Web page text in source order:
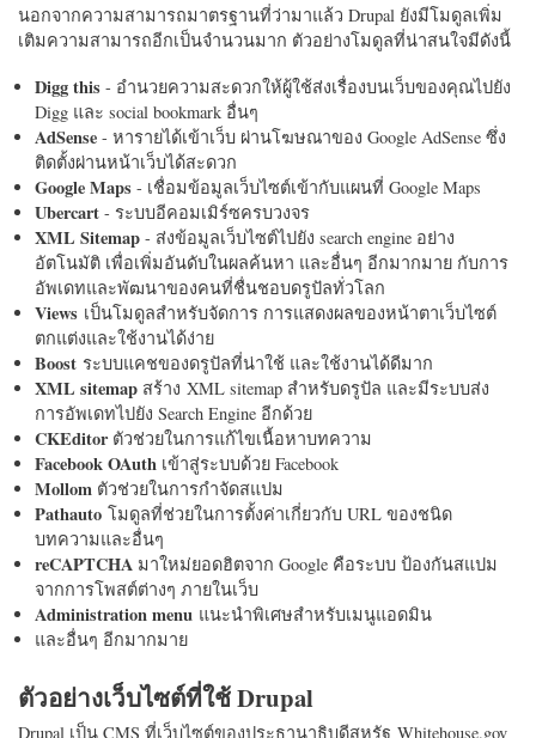
นอกจากความสามารถมาตรฐานที่ว่ามาแล้ว Drupal ยังมีโมดูลเพิ่ม
เติมความสามารถอีกเป็นจำนวนมาก ตัวอย่างโมดูลที่น่าสนใจมีดังนี้
Digg this - อำนวยความสะดวกให้ผู้ใช้ส่งเรื่องบนเว็บของคุณไปยัง
Digg และ social bookmark อื่นๆ
AdSense - หารายได้เข้าเว็บ ผ่านโฆษณาของ Google AdSense ซึ่ง
ติดตั้งผ่านหน้าเว็บได้สะดวก
Google Maps - เชื่อมข้อมูลเว็บไซต์เข้ากับแผนที่ Google Maps
Ubercart - ระบบอีคอมเมิร์ซครบวงจร
XML Sitemap - ส่งข้อมูลเว็บไซต์ไปยัง search engine อย่าง
อัตโนมัติ เพื่อเพิ่มอันดับในผลค้นหา และอื่นๆ อีกมากมาย กับการ
อัพเดทและพัฒนาของคนที่ชื่นชอบดรูปัลทั่วโลก
Views เป็นโมดูลสำหรับจัดการ การแสดงผลของหน้าตาเว็บไซต์
ตกแต่งและใช้งานได้ง่าย
Boost ระบบแคชของดรูปัลที่น่าใช้ และใช้งานได้ดีมาก
XML sitemap สร้าง XML sitemap สำหรับดรูปัล และมีระบบส่ง
การอัพเดทไปยัง Search Engine อีกด้วย
CKEditorตัวช่วยในการแก้ไขเนื้อหาบทความ
Facebook OAuth เข้าสู่ระบบด้วย Facebook
Mollom ตัวช่วยในการกำจัดสแปม
Pathauto โมดูลที่ช่วยในการตั้งค่าเกี่ยวกับ URL ของชนิด
บทความและอื่นๆ
reCAPTCHA มาใหม่ยอดฮิตจาก Google คือระบบ ป้องกันสแปม
จากการโพสต์ต่างๆ ภายในเว็บ
Administration menu แนะนำพิเศษสำหรับเมนูแอดมิน
และอื่นๆ อีกมากมาย
ตัวอย่างเว็บไซต์ที่ใช้ Drupal
Drupal เป็น CMS ที่เว็บไซต์ของประธานาธิบดีสหรัฐ Whitehouse.gov